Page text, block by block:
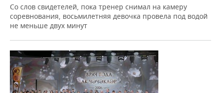
Со слов свидетелей, пока тренер снимал на камеру
соревнования, восьмилетняя девочка провела под водой
не меньше двух минут